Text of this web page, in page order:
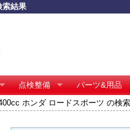
索結果
点検整備
パーツ&用品
ホンダ ロードスポーツ の検